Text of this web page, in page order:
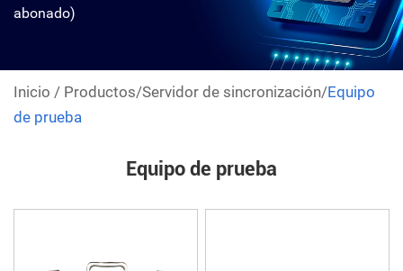
abonado)
Inicio / Productos/Servidor de sincronización/Equipo
de prueba
Equipo de prueba